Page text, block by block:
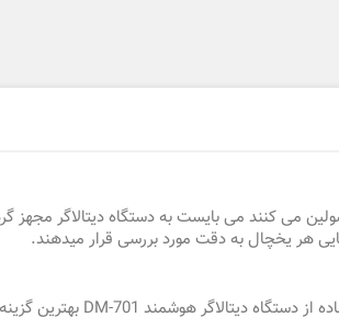
می کنند می بایست به دستگاه دیتالاگر مجهز
هر یخچال به دقت مورد بررسی قرار میدهند.